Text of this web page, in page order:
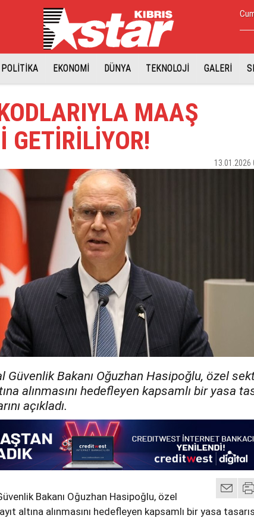
POLİTİKA EKONOMİ DÜNYA TEKNOLOJİ GALERİ
MAAŞ
GETİRİLİYOR!
13.01.2026
Güvenlik Bakanı Oğuzhan Hasipoğlu, özel
alınmasını hedefleyen kapsamlı bir yasa
açıkladı.
Bakanı Oğuzhan Hasipoğlu, özel
altına alınmasını hedefleyen kapsamlı bir yasa